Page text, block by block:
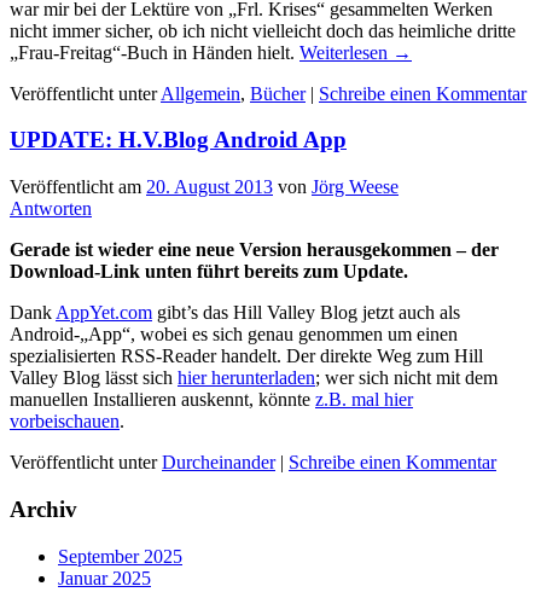
war mir bei der Lektüre von „Frl. Krises“ gesammelten Werken
nicht immer sicher, ob ich nicht vielleicht doch das heimliche dritte
„Frau-Freitag“-Buch in Händen hielt. Weiterlesen →
Veröffentlicht unter Allgemein, Bücher | Schreibe einen Kommentar
UPDATE: H.V.Blog Android App
Veröffentlicht am 20. August 2013 von Jörg Weese
Antworten
Gerade ist wieder eine neue Version herausgekommen – der
Download-Link unten führt bereits zum Update.
Dank AppYet.com gibt’s das Hill Valley Blog jetzt auch als
Android-„App“, wobei es sich genau genommen um einen
spezialisierten RSS-Reader handelt. Der direkte Weg zum Hill
Valley Blog lässt sich hier herunterladen; wer sich nicht mit dem
manuellen Installieren auskennt, könnte z.B. mal hier
vorbeischauen.
Veröffentlicht unter Durcheinander | Schreibe einen Kommentar
Archiv
September 2025
Januar 2025